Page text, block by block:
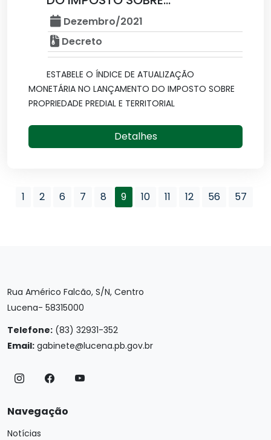
Dezembro/2021
Decreto
ESTABELE O ÍNDICE DE ATUALIZAÇÃO
MONETÁRIA NO LANÇAMENTO DO IMPOSTO SOBRE
PROPRIEDADE PREDIAL E TERRITORIAL
Detalhes
1 2 6 7 8 9 10 11 12 56 57
Rua Américo Falcão, S/N, Centro
Lucena- 58315000
Telefone: (83) 32931-352
Email: gabinete@lucena.pb.gov.br
Navegação
Notícias